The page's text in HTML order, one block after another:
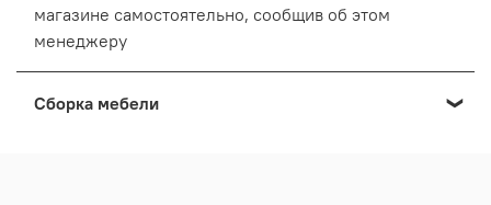
магазине самостоятельно, сообщив об этом
менеджеру
Сборка мебели